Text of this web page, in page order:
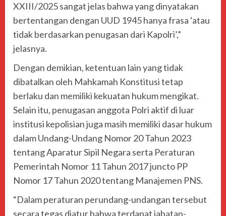
XXIII/2025 sangat jelas bahwa yang dinyatakan
bertentangan dengan UUD 1945 hanya frasa ‘atau
tidak berdasarkan penugasan dari Kapolri’,”
jelasnya.
Dengan demikian, ketentuan lain yang tidak
dibatalkan oleh Mahkamah Konstitusi tetap
berlaku dan memiliki kekuatan hukum mengikat.
Selain itu, penugasan anggota Polri aktif di luar
institusi kepolisian juga masih memiliki dasar hukum
dalam Undang-Undang Nomor 20 Tahun 2023
tentang Aparatur Sipil Negara serta Peraturan
Pemerintah Nomor 11 Tahun 2017 juncto PP
Nomor 17 Tahun 2020 tentang Manajemen PNS.
“Dalam peraturan perundang-undangan tersebut
secara tegas diatur bahwa terdapat jabatan-